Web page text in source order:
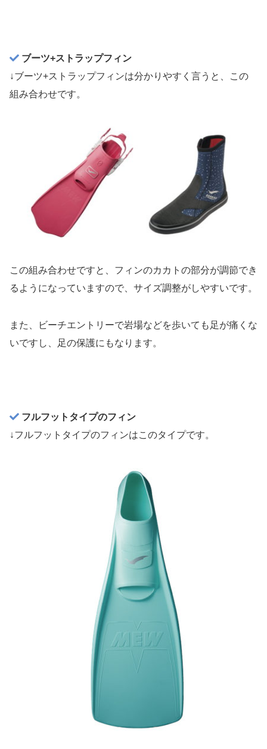
ブーツ+ストラップフィン
↓ブーツ+ストラップフィンは分かりやすく言うと、この
組み合わせです。
この組み合わせですと、フィンのカカトの部分が調節でき
るようになっていますので、サイズ調整がしやすいです。
また、ビーチエントリーで岩場などを歩いても足が痛くな
いですし、足の保護にもなります。
フルフットタイプのフィン
↓フルフットタイプのフィンはこのタイプです。